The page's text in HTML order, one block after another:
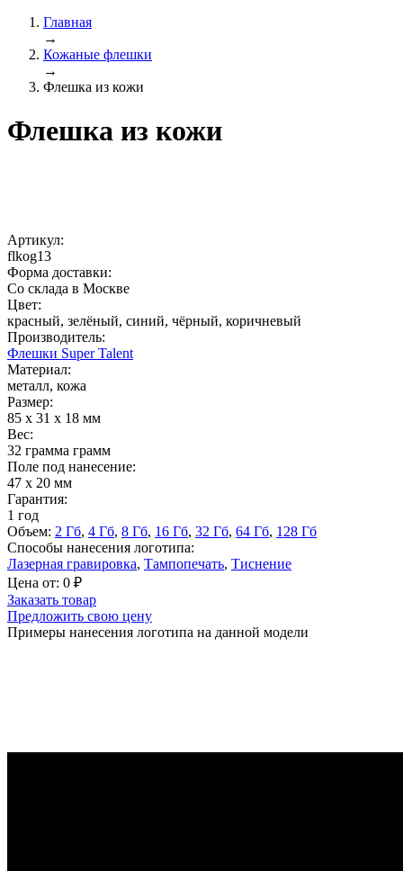
Главная
→
Кожаные флешки
→
Флешка из кожи
Флешка из кожи
Артикул:
flkog13
Форма доставки:
Со склада в Москве
Цвет:
красный, зелёный, синий, чёрный, коричневый
Производитель:
Флешки Super Talent
Материал:
металл, кожа
Размер:
85 x 31 x 18 мм
Вес:
32 грамма грамм
Поле под нанесение:
47 x 20 мм
Гарантия:
1 год
Объем: 2 Гб, 4 Гб, 8 Гб, 16 Гб, 32 Гб, 64 Гб, 128 Гб
Способы нанесения логотипа:
Лазерная гравировка, Тампопечать, Тиснение
Цена от: 0 ₽
Заказать товар
Предложить свою цену
Примеры нанесения логотипа на данной модели